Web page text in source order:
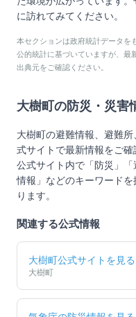
に訪れてみてください。
本セクションは政府統計データを
公的統計に基づいていますが、最
出典元をご確認ください。
大樹町 の防災・災害
大樹町の避難情報、避難所
式サイトで最新情報をご確
公式サイト内で「防災」
情報」などのキーワード
ります。
関連する公式情報
大樹町公式サイトを見る
大樹町